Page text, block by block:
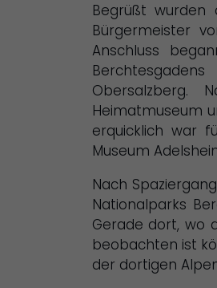
Begrüßt wurden
Bürgermeister
Anschluss
Obersalzberg.
Heimatmuseum
erquicklich war
Museum
Nach
Nationalparks
Gerade dort, wo
beobachten ist
der dortigen